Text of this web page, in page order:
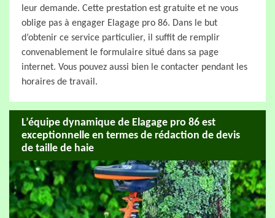
leur demande. Cette prestation est gratuite et ne vous
oblige pas à engager Elagage pro 86. Dans le but
d’obtenir ce service particulier, il suffit de remplir
convenablement le formulaire situé dans sa page
internet. Vous pouvez aussi bien le contacter pendant les
horaires de travail.
L’équipe dynamique de Elagage pro 86 est
exceptionnelle en termes de rédaction de devis
de taille de haie